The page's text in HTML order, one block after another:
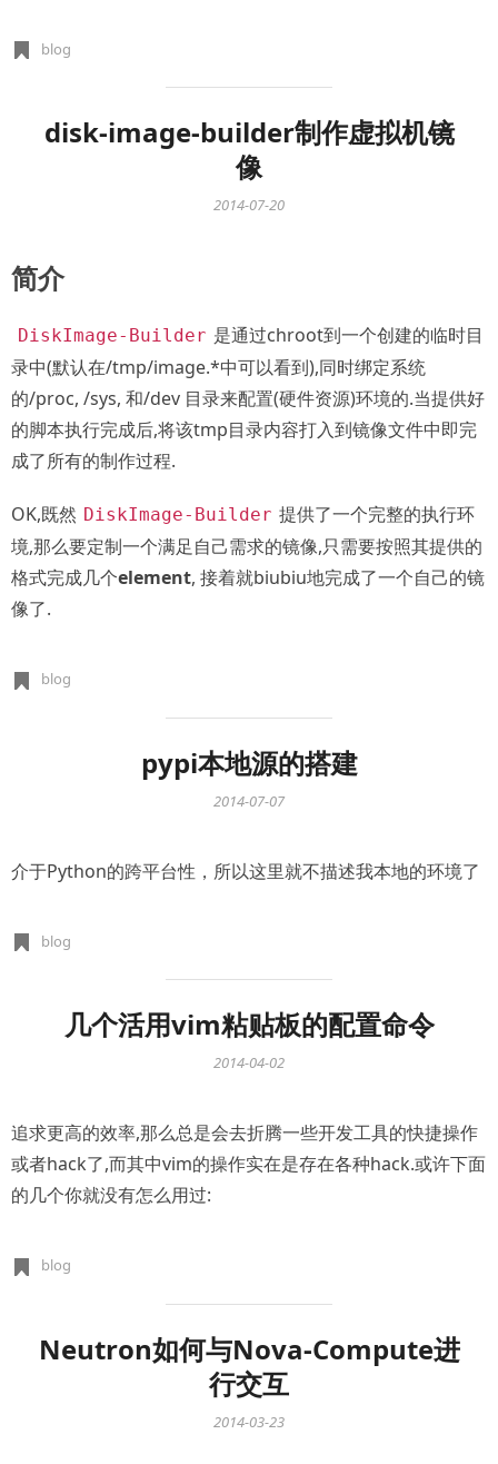
blog
disk-image-builder制作虚拟机镜
像
2014-07-20
简介
DiskImage-Builder 是通过chroot到一个创建的临时目
录中(默认在/tmp/image.*中可以看到),同时绑定系统
的/proc, /sys, 和/dev 目录来配置(硬件资源)环境的.当提供好
的脚本执行完成后,将该tmp目录内容打入到镜像文件中即完
成了所有的制作过程.
OK,既然 DiskImage-Builder 提供了一个完整的执行环
境,那么要定制一个满足自己需求的镜像,只需要按照其提供的
格式完成几个element, 接着就biubiu地完成了一个自己的镜
像了.
blog
pypi本地源的搭建
2014-07-07
介于Python的跨平台性，所以这里就不描述我本地的环境了
blog
几个活用vim粘贴板的配置命令
2014-04-02
追求更高的效率,那么总是会去折腾一些开发工具的快捷操作
或者hack了,而其中vim的操作实在是存在各种hack.或许下面
的几个你就没有怎么用过:
blog
Neutron如何与Nova-Compute进
行交互
2014-03-23